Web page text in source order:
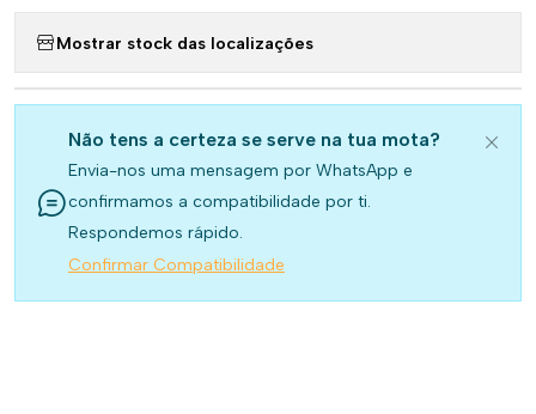
Mostrar stock das localizações
Não tens a certeza se serve na tua mota?
Envia-nos uma mensagem por WhatsApp e
confirmamos a compatibilidade por ti.
Respondemos rápido.
Confirmar Compatibilidade